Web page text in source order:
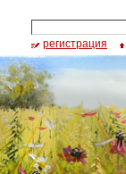
регистрация